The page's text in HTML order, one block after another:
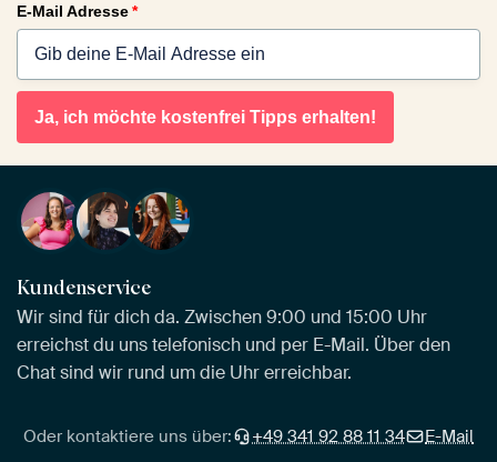
E-Mail Adresse*
Ja, ich möchte kostenfrei Tipps erhalten!
Kundenservice
Wir sind für dich da. Zwischen 9:00 und 15:00 Uhr
erreichst du uns telefonisch und per E-Mail. Über den
Chat sind wir rund um die Uhr erreichbar.
Oder kontaktiere uns über: +49 341 92 88 11 34 E-Mail